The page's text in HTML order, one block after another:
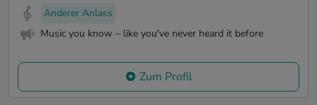
Anderer Anlass
Music you know – like you've never heard it before
Zum Profil